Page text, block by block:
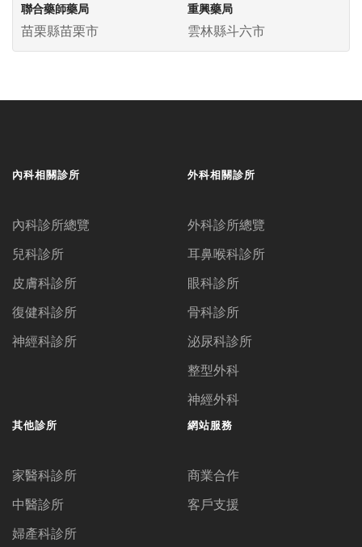
聯合藥師藥局
苗栗縣苗栗市
重興藥局
雲林縣斗六市
內科相關診所
內科診所總覽
兒科診所
皮膚科診所
復健科診所
神經科診所
外科相關診所
外科診所總覽
耳鼻喉科診所
眼科診所
骨科診所
泌尿科診所
整型外科
神經外科
其他診所
家醫科診所
中醫診所
婦產科診所
網站服務
商業合作
客戶支援